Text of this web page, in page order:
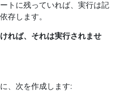
トに残っていれば、実行は記
存します。
れば、それは実行されませ
、次を作成します: